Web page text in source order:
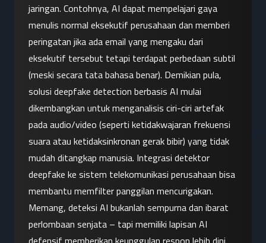
jaringan. Contohnya, AI dapat mempelajari gaya
menulis normal eksekutif perusahaan dan memberi
peringatan jika ada email yang mengaku dari
eksekutif tersebut tetapi terdapat perbedaan subtil
(meski secara tata bahasa benar). Demikian pula,
solusi deepfake detection berbasis AI mulai
dikembangkan untuk menganalisis ciri-ciri artefak
pada audio/video (seperti ketidakwajaran frekuensi
suara atau ketidaksinkronan gerak bibir) yang tidak
mudah ditangkap manusia. Integrasi detektor
deepfake ke sistem telekomunikasi perusahaan bisa
membantu memfilter panggilan mencurigakan.
Memang, deteksi AI bukanlah sempurna dan ibarat
perlombaan senjata – tapi memiliki lapisan AI